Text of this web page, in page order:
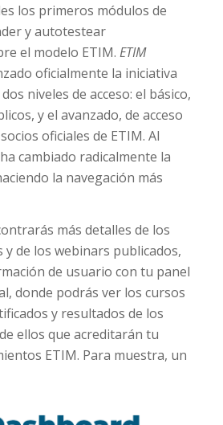
los primeros módulos de
y autotestear
el modelo ETIM. ETIM
oficialmente la iniciativa
niveles de acceso: el básico,
y el avanzado, de acceso
oficiales de ETIM. Al
cambiado radicalmente la
la navegación más
más detalles de los
de los webinars publicados,
de usuario con tu panel
donde podrás ver los cursos
y resultados de los
ellos que acreditarán tu
ETIM. Para muestra, un